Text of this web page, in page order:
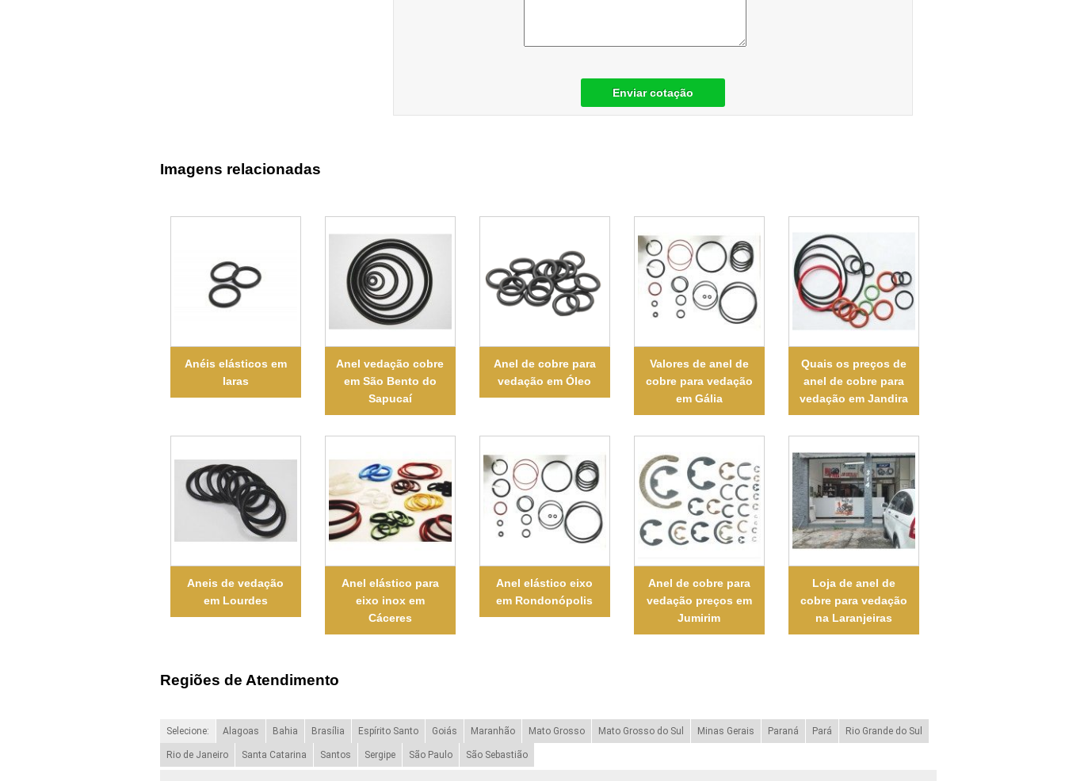
Enviar cotação
Imagens relacionadas
Anéis elásticos em
Iaras
Anel vedação cobre
em São Bento do
Sapucaí
Anel de cobre para
vedação em Óleo
Valores de anel de
cobre para vedação
em Gália
Quais os preços de
anel de cobre para
vedação em Jandira
Aneis de vedação
em Lourdes
Anel elástico para
eixo inox em
Cáceres
Anel elástico eixo
em Rondonópolis
Anel de cobre para
vedação preços em
Jumirim
Loja de anel de
cobre para vedação
na Laranjeiras
Regiões de Atendimento
Selecione: Alagoas Bahia Brasília Espírito Santo Goiás Maranhão Mato Grosso Mato Grosso do Sul Minas Gerais Paraná Pará Rio Grande do Sul
Rio de Janeiro Santa Catarina Santos Sergipe São Paulo São Sebastião